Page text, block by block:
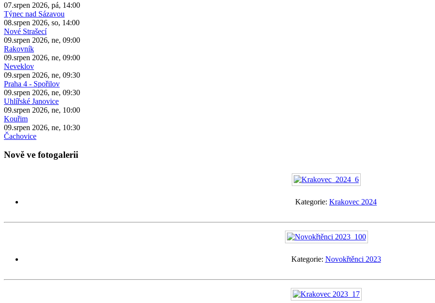
07.srpen 2026, pá, 14:00
Týnec nad Sázavou
08.srpen 2026, so, 14:00
Nové Strašecí
09.srpen 2026, ne, 09:00
Rakovník
09.srpen 2026, ne, 09:00
Neveklov
09.srpen 2026, ne, 09:30
Praha 4 - Spořilov
09.srpen 2026, ne, 09:30
Uhlířské Janovice
09.srpen 2026, ne, 10:00
Kouřim
09.srpen 2026, ne, 10:30
Čachovice
Nově ve fotogalerii
Kategorie: Krakovec 2024
Kategorie: Novokřtěnci 2023